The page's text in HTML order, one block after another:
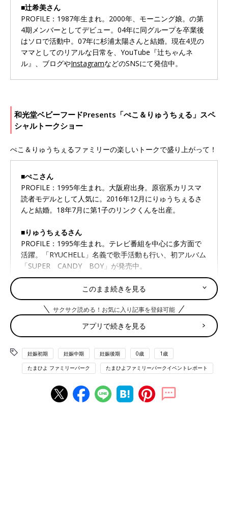
■辻希美さん
PROFILE：1987年生まれ。2000年、モーニング娘。の第
4期メンバーとしてデビュー。04年に同グループを卒業後
はソロで活動中。07年に杉浦太陽さんと結婚。現在4児の
ママとしてのリアルな日常を、YouTube『辻ちゃんネ
ル』、ブログやInstagramなどのSNSにて発信中。
和光堂ベビーフードPresents「ぺこ＆りゅうちぇる」スペ
シャルトークショー
ぺこ＆りゅうちぇるファミリーの楽しいトークで盛り上がって！
■ぺこさん
PROFILE：1995年生まれ。大阪府出身。原宿系カリスマ
読者モデルとして人気に。2016年12月にりゅうちぇるさ
んと結婚。18年7月に第1子のリンクくんを出産。
■りゅうちぇるさん
PROFILE：1995年生まれ。テレビ番組を中心に多方面で
活躍。「RYUCHELL」名義で歌手活動も行い、初アルバム
「SUPER CANDY BOY」が発売中。
しまじろうスペシャルダンスショー
「こどもちゃれんじ」でおなじみのしまじろうと仲間たちの楽し
いショーです。一緒に歌ったり、踊ったりできるものばかり♪
しまじろうたちと一緒に盛り上がろう！
※観覧席数に限りがございます。
このまま続きを見る
サクサク読める！お気に入り記事を登録可能
アプリで続きを見る
妊娠初期 妊娠中期 妊娠後期 0歳 1歳
たまひよ ファミリーパーク たまひよファミリーパークイベントレポート